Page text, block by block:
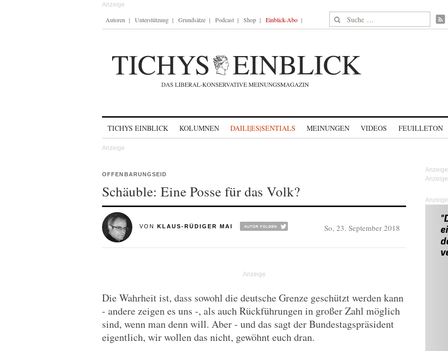
Autoren Unterstützung Grundsätze Podcast Shop Einblick-Abo Suche nach:
TICHYS EINBLICK KOLUMNEN DAILI|ES|SENTIALS MEINUNGEN VIDEOS FEUILLETON
OFFENBARUNGSEID
Schäuble: Eine Posse für das Volk?
VON KLAUS-RÜDIGER MAI So, 23. September 2018
Die Wahrheit ist, dass sowohl die deutsche Grenze geschützt werden kann
- andere zeigen es uns -, als auch Rückführungen in großer Zahl möglich
sind, wenn man denn will. Aber - und das sagt der Bundestagspräsident
eigentlich, wir wollen das nicht, gewöhnt euch dran.
Anzeige